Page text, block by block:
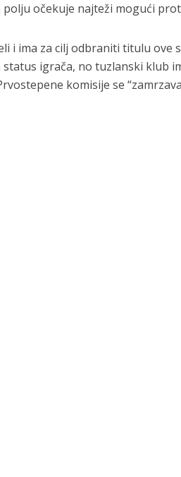
očekuje najteži mogući
i ima za cilj odbraniti titulu ove
igrača, no tuzlanski klub
komisije se